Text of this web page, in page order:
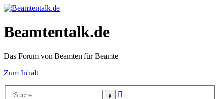
Beamtentalk.de
Das Forum von Beamten für Beamte
Zum Inhalt
Suche